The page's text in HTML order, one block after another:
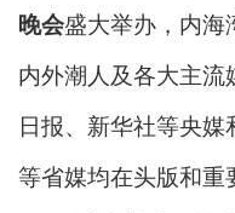
晚会盛大举办，内海
内外潮人及各大主流
日报、新华社等央
等省媒均在头版和重